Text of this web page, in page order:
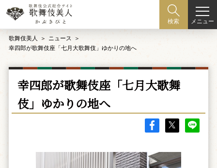
検索 メニュー
歌舞伎美人
ニュース
幸四郎が歌舞伎座「七月大歌舞伎」ゆかりの地へ
幸四郎が歌舞伎座「七月大歌舞
伎」ゆかりの地へ